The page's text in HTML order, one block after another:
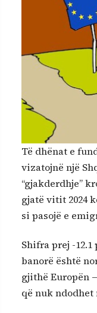
Të dhënat e
vizatojnë një
“gjakderdhje”
gjatë vitit 2024
si pasojë e
Shifra prej -12.1
banorë është
gjithë Europën
që nuk ndodhet